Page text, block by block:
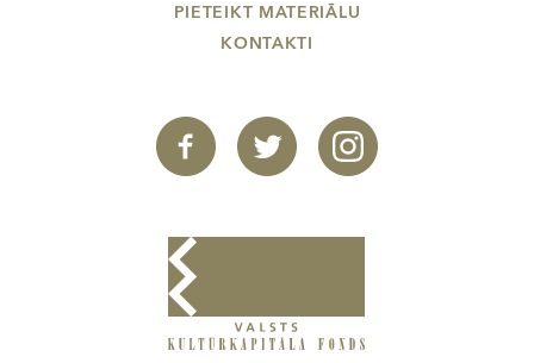
PIETEIKT MATERIĀLU
KONTAKTI